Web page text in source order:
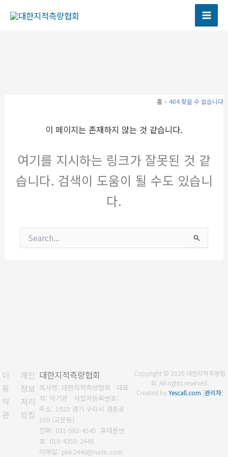
홈 404 찾을 수 없습니다
이 페이지는 존재하지 않는 것 같습니다.
여기를 지시하는 링크가 잘못된 것 같
습니다. 검색이 도움이 될 수도 있습니
다.
이
용
약
관
개인
정보
처리
방침
대한지적측량협회
회사명: 대한지적측량협회 대표
자: 박기광 사업자등록번호:
주소: 1923 경기 구리시 경춘로
169 (교문동)
전화: 031-563-4545 휴대폰번
호: 010-4355-2448
이메일: pkk2448@nate.com
Copyright © 2025 대한지적측량협
회. All rights reserved.
Created byYescall.com [관리자]